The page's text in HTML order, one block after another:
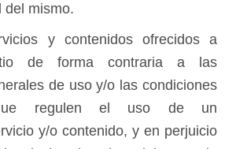
del mismo.
y contenidos ofrecidos a
de forma contraria a las
de uso y/o las condiciones
que regulen el uso de un
y/o contenido, y en perjuicio